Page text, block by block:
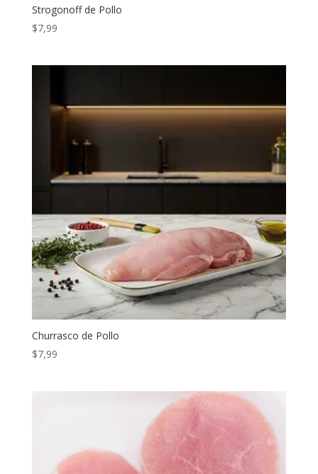
Strogonoff de Pollo
$7,99
Churrasco de Pollo
$7,99